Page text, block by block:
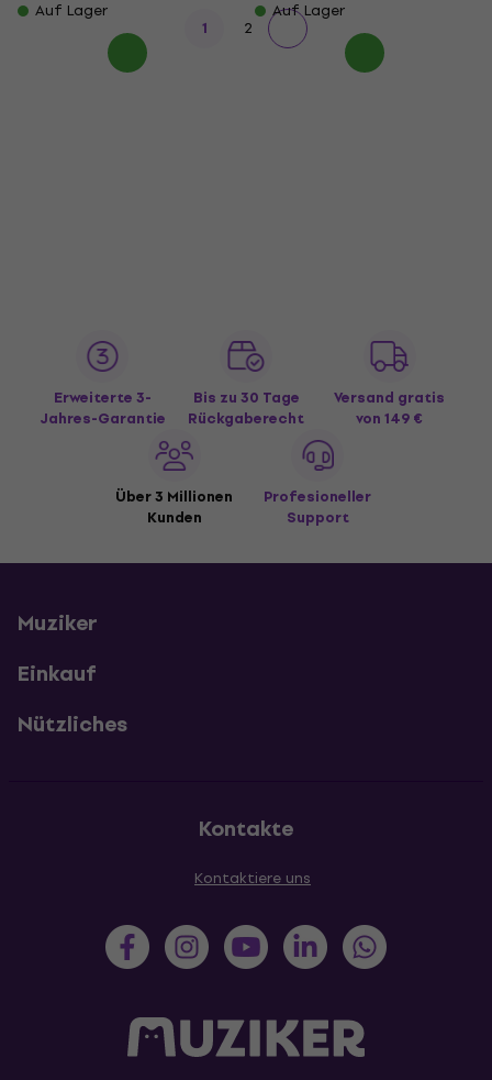
Auf Lager Auf Lager
1 2
Erweiterte 3-
Jahres-Garantie
Bis zu 30 Tage
Rückgaberecht
Versand gratis
von 149 €
Über 3 Millionen
Kunden
Profesioneller
Support
Muziker
Einkauf
Nützliches
Kontakte
Kontaktiere uns